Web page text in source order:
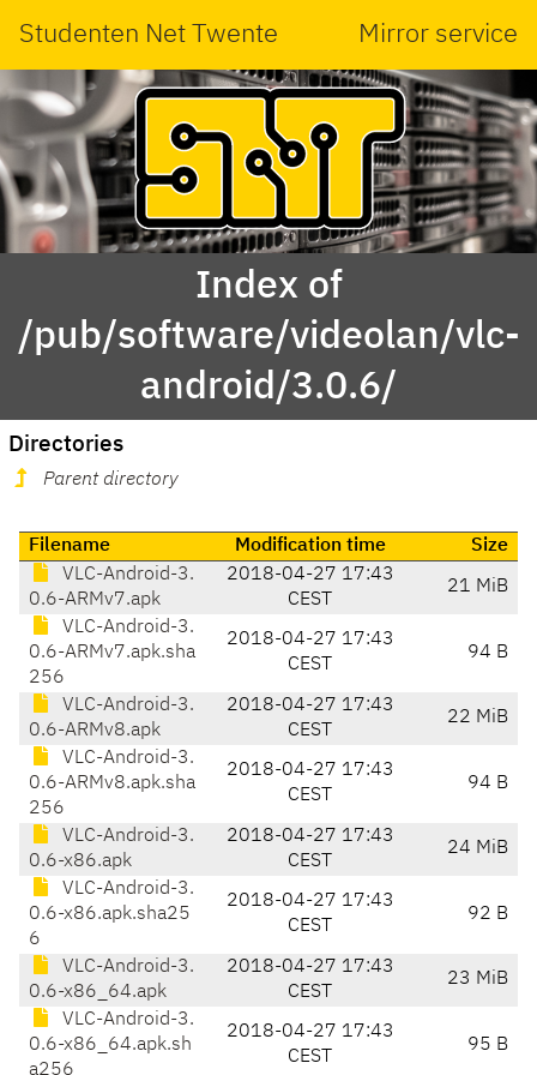
Studenten Net Twente Mirror service
Index of
/pub/software/videolan/vlc-
android/3.0.6/
Directories
Parent directory
Filename Modification time
Size
VLC-Android-3.
0.6-ARMv7.apk
2018-04-27 17:43
CEST
21 MiB
VLC-Android-3.
0.6-ARMv7.apk.sha
256
2018-04-27 17:43
CEST
94 B
VLC-Android-3.
0.6-ARMv8.apk
2018-04-27 17:43
CEST
22 MiB
VLC-Android-3.
0.6-ARMv8.apk.sha
256
2018-04-27 17:43
CEST
94 B
VLC-Android-3.
0.6-x86.apk
2018-04-27 17:43
CEST
24 MiB
VLC-Android-3.
0.6-x86.apk.sha25
6
2018-04-27 17:43
CEST
92 B
VLC-Android-3.
0.6-x86_64.apk
2018-04-27 17:43
CEST
23 MiB
VLC-Android-3.
0.6-x86_64.apk.sh
a256
2018-04-27 17:43
CEST
95 B